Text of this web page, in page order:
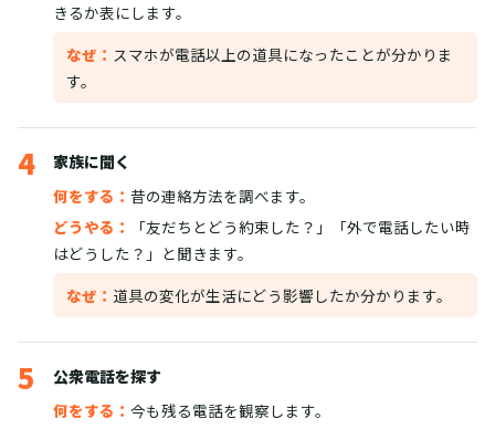
きるか表にします。
なぜ： スマホが電話以上の道具になったことが分かりま
す。
4
家族に聞く
何をする： 昔の連絡方法を調べます。
どうやる：
「友だちとどう約束した？」「外で電話したい時
はどうした？」と聞きます。
なぜ： 道具の変化が生活にどう影響したか分かります。
5
公衆電話を探す
何をする： 今も残る電話を観察します。